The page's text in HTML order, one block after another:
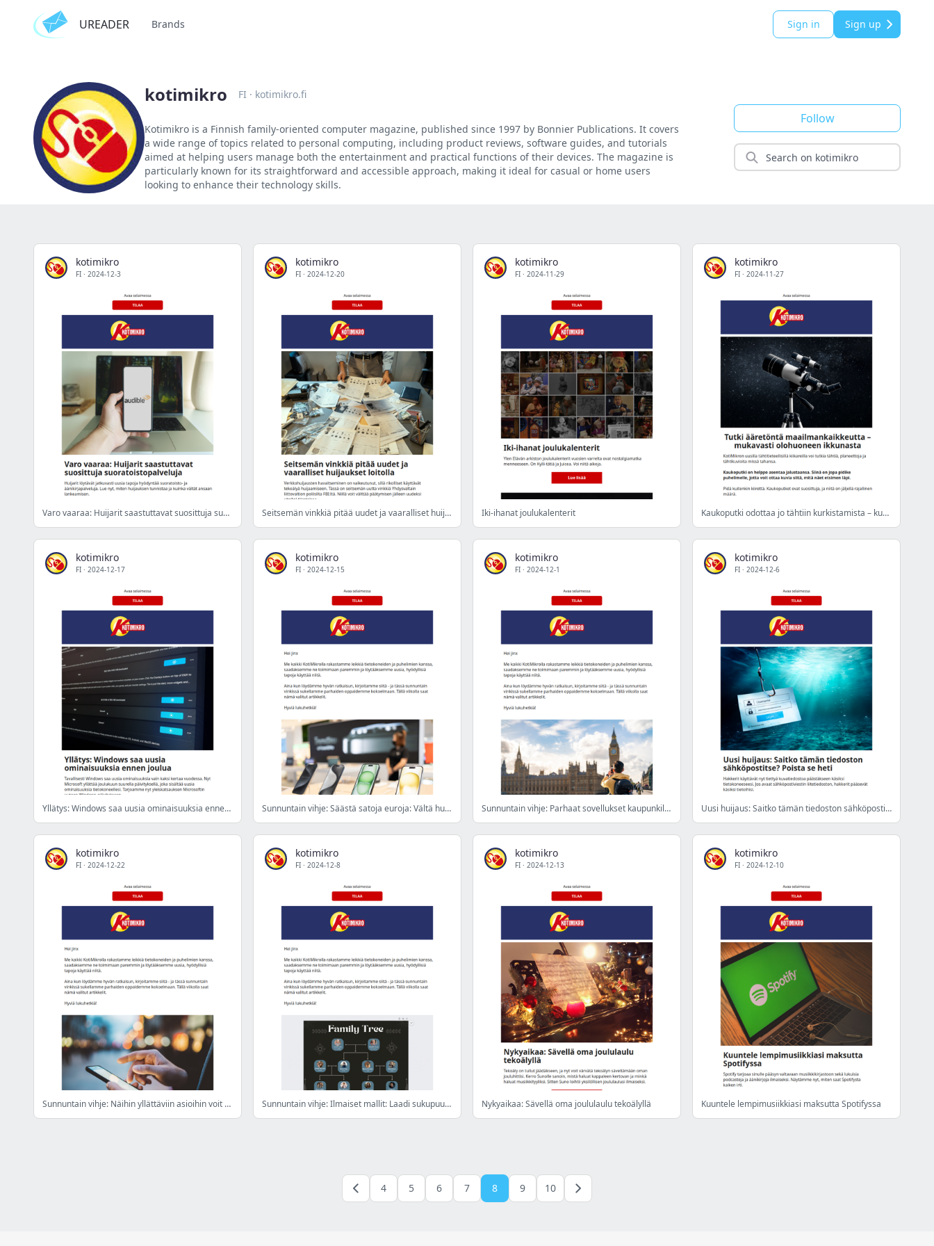
UREADER Brands Sign in Sign up
kotimikro FI · kotimikro.fi
Kotimikro is a Finnish family-oriented computer magazine, published since 1997 by Bonnier Publications. It covers
a wide range of topics related to personal computing, including product reviews, software guides, and tutorials
aimed at helping users manage both the entertainment and practical functions of their devices. The magazine is
particularly known for its straightforward and accessible approach, making it ideal for casual or home users
looking to enhance their technology skills.
Follow
kotimikro
FI · 2024-12-3
Varo vaaraa: Huijarit saastuttavat suosittuja suoratoistopalveluja
kotimikro
FI · 2024-12-20
Seitsemän vinkkiä pitää uudet ja vaaralliset huijaukset loitolla
kotimikro
FI · 2024-11-29
Iki-ihanat joulukalenterit
kotimikro
FI · 2024-11-27
Kaukoputki odottaa jo tähtiin kurkistamista – kurota koko maailmankaikkeuteen
kotimikro
FI · 2024-12-17
Yllätys: Windows saa uusia ominaisuuksia ennen joulua
kotimikro
FI · 2024-12-15
Sunnuntain vihje: Säästä satoja euroja: Vältä huijaukset käytettyä kännykkää ostaessa
kotimikro
FI · 2024-12-1
Sunnuntain vihje: Parhaat sovellukset kaupunkilomille
kotimikro
FI · 2024-12-6
Uusi huijaus: Saitko tämän tiedoston sähköpostitse? Poista se heti
kotimikro
FI · 2024-12-22
Sunnuntain vihje: Näihin yllättäviin asioihin voit myös käyttää puhelintasi
kotimikro
FI · 2024-12-8
Sunnuntain vihje: Ilmaiset mallit: Laadi sukupuu tietokoneellasi
kotimikro
FI · 2024-12-13
Nykyaikaa: Sävellä oma joululaulu tekoälyllä
kotimikro
FI · 2024-12-10
Kuuntele lempimusiikkiasi maksutta Spotifyssa
4 5 6 7 8 9 10